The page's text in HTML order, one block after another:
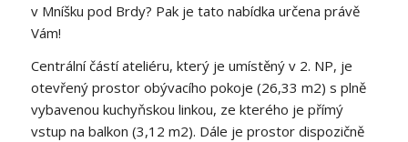
v Mníšku pod Brdy? Pak je tato nabídka určena právě
Vám!
Centrální částí ateliéru, který je umístěný v 2. NP, je
otevřený prostor obývacího pokoje (26,33 m2) s plně
vybavenou kuchyňskou linkou, ze kterého je přímý
vstup na balkon (3,12 m2). Dále je prostor dispozičně